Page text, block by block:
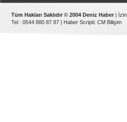
Tüm Hakları Saklıdır © 2004 Deniz Haber |
Tel : 0544 880 87 87 | Haber Scripti: CM Bilişim